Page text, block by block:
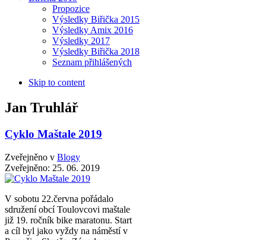
Propozice
Výsledky Biřička 2015
Výsledky Amix 2016
Výsledky 2017
Výsledky Biřička 2018
Seznam přihlášených
Skip to content
Jan Truhlář
Cyklo Maštale 2019
Zveřejněno v Blogy
Zveřejněno: 25. 06. 2019
V sobotu 22.června pořádalo
sdružení obcí Toulovcovi maštale
již 19. ročník bike maratonu. Start
a cíl byl jako vyždy na náměstí v